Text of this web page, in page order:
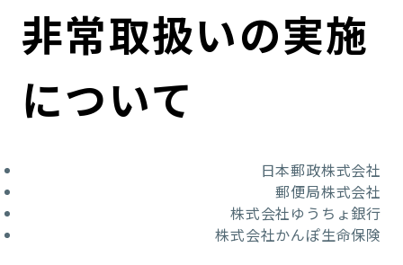
ローカル共創イニシアティブ
関連事業
IRニュース
IRカレンダー
社会
非常取扱いの実施
について
日本郵政株式会社
郵便局株式会社
株式会社ゆうちょ銀行
株式会社かんぽ生命保険